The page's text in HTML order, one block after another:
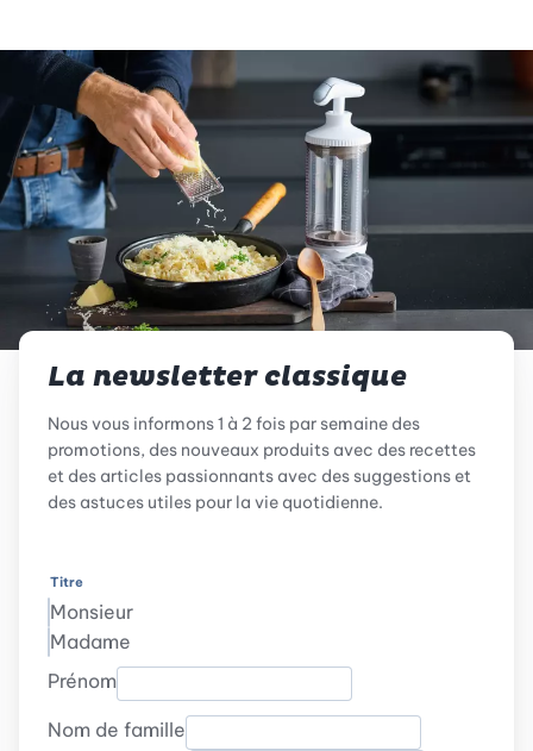
La newsletter classique
Nous vous informons 1 à 2 fois par semaine des
promotions, des nouveaux produits avec des recettes
et des articles passionnants avec des suggestions et
des astuces utiles pour la vie quotidienne.
Titre
Monsieur
Madame
Prénom
Nom de famille